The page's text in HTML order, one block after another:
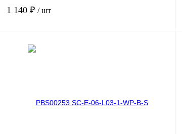
1 140 ₽ / шт